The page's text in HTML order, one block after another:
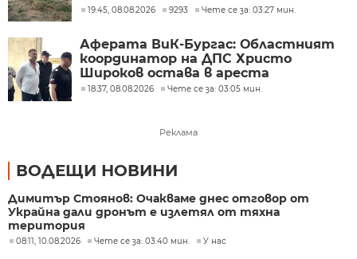
Румъния?
19:45, 08.08.2026 9293 Чете се за: 03:27 мин.
Аферата ВиК-Бургас: Областният
координатор на ДПС Христо
Широков остава в ареста
18:37, 08.08.2026 Чете се за: 03:05 мин.
Реклама
ВОДЕЩИ НОВИНИ
Димитър Стоянов: Очакваме днес отговор от
Украйна дали дронът е излетял от тяхна
територия
08:11, 10.08.2026 Чете се за: 03:40 мин. У нас